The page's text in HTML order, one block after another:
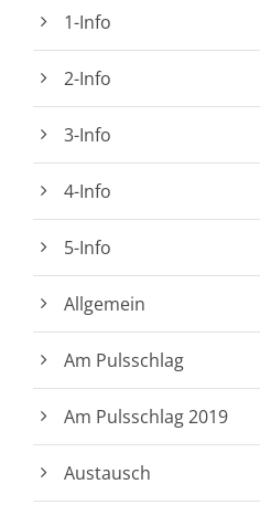
1-Info
2-Info
3-Info
4-Info
5-Info
Allgemein
Am Pulsschlag
Am Pulsschlag 2019
Austausch